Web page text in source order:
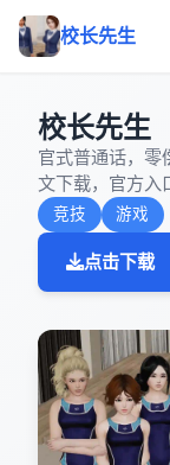
校长先生
校长先生
官式普通话，零
文下载，官方入
竞技 游戏
点击下载